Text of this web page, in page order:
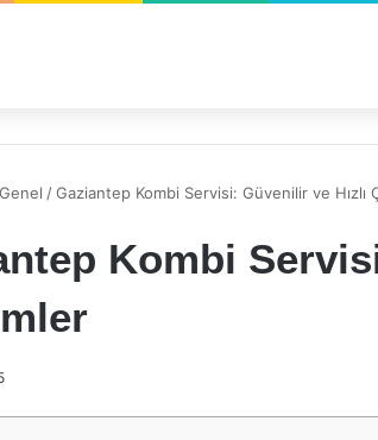
Genel /Gaziantep Kombi Servisi: Güvenilir ve Hızlı
Kombi